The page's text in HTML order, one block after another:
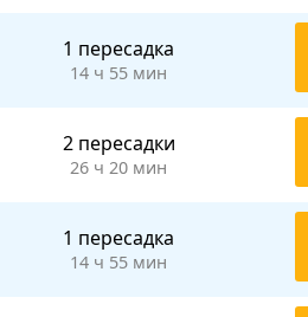
1 пересадка
14 ч 55 мин
2 пересадки
26 ч 20 мин
1 пересадка
14 ч 55 мин